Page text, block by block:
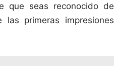
que seas reconocido de
las primeras impresiones